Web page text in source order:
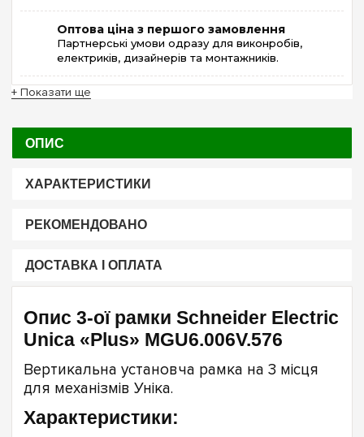
Оптова ціна з першого замовлення
Партнерські умови одразу для виконробів,
електриків, дизайнерів та монтажників.
+ Показати ще
ОПИС
ХАРАКТЕРИСТИКИ
РЕКОМЕНДОВАНО
ДОСТАВКА І ОПЛАТА
Опис 3-ої рамки Schneider Electric
Unica «Plus» MGU6.006V.576
Вертикальна установча рамка на 3 місця
для механізмів Уніка.
Характеристики: